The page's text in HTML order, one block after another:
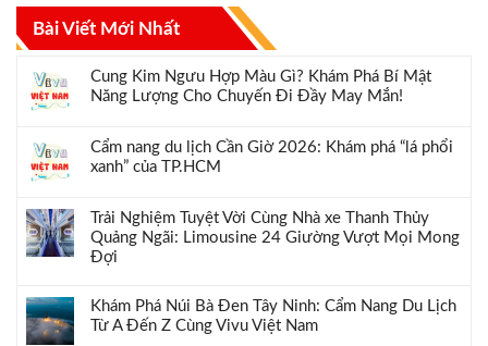
Bài Viết Mới Nhất
Cung Kim Ngưu Hợp Màu Gì? Khám Phá Bí Mật
Năng Lượng Cho Chuyến Đi Đầy May Mắn!
Cẩm nang du lịch Cần Giờ 2026: Khám phá “lá phổi
xanh” của TP.HCM
Trải Nghiệm Tuyệt Vời Cùng Nhà xe Thanh Thủy
Quảng Ngãi: Limousine 24 Giường Vượt Mọi Mong
Đợi
Khám Phá Núi Bà Đen Tây Ninh: Cẩm Nang Du Lịch
Từ A Đến Z Cùng Vivu Việt Nam